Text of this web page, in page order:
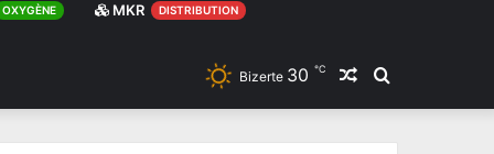
OXYGÈNE MKR DISTRIBUTION
Rechercher
Article
Aléatoire
Bizerte 30 ℃